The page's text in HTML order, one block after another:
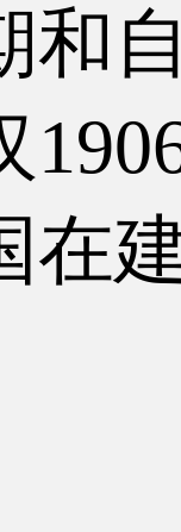
和
在